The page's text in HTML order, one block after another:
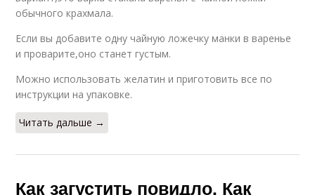
обычного крахмала.
Если вы добавите одну чайную ложечку манки в варенье
и проварите,оно станет густым.
Можно использовать желатин и приготовить все по
инструкции на упаковке.
Читать дальше →
Как загустить повидло. Как